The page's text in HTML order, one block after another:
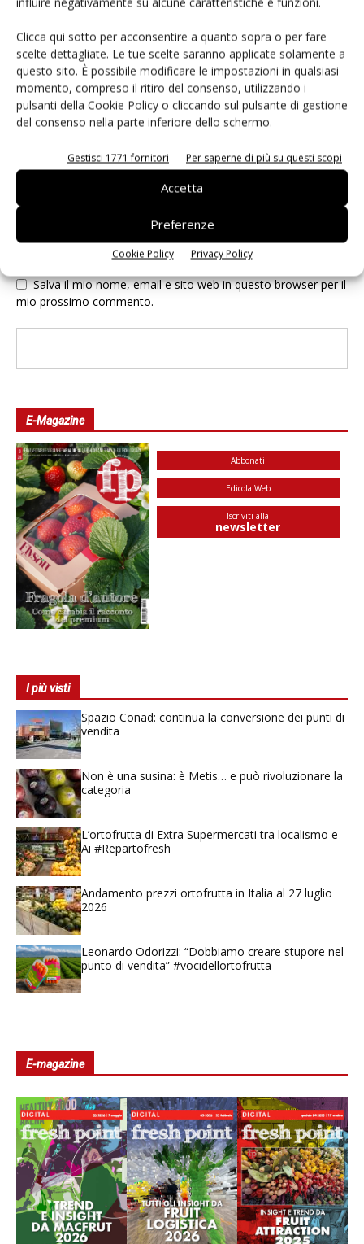
Clicca qui sotto per acconsentire a quanto sopra o per fare
scelte dettagliate. Le tue scelte saranno applicate solamente a
questo sito. È possibile modificare le impostazioni in qualsiasi
momento, compreso il ritiro del consenso, utilizzando i
pulsanti della Cookie Policy o cliccando sul pulsante di gestione
del consenso nella parte inferiore dello schermo.
Gestisci 1771 fornitori Per saperne di più su questi scopi
Accetta
Preferenze
Cookie Policy Privacy Policy
Salva il mio nome, email e sito web in questo browser per il
mio prossimo commento.
E-Magazine
Abbonati
Edicola Web
Iscriviti alla
newsletter
I più visti
Spazio Conad: continua la conversione dei punti di
vendita
Non è una susina: è Metis… e può rivoluzionare la
categoria
L’ortofrutta di Extra Supermercati tra localismo e
Ai #Repartofresh
Andamento prezzi ortofrutta in Italia al 27 luglio
2026
Leonardo Odorizzi: “Dobbiamo creare stupore nel
punto di vendita” #vocidellortofrutta
E-magazine